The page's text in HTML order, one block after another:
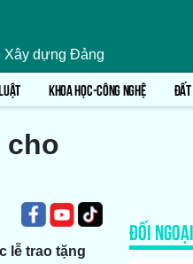
Xây dựng Đảng
KHOA HỌC-CÔNG NGHỆ ĐẤT
cho
lễ trao tặng
ĐỐI NGOẠI